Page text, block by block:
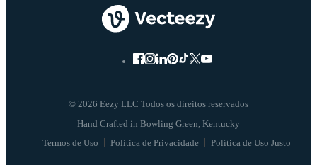
© 2026 Eezy LLC Todos os direitos reservados
Termos de Uso Política de Privacidade Política de Uso Justo